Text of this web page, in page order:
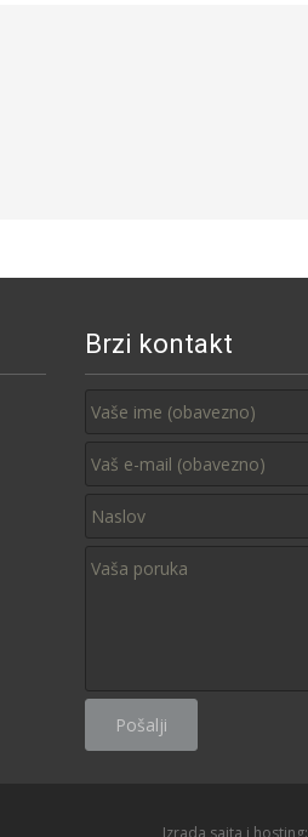
Brzi kontakt
Izrada sajta i hosting: